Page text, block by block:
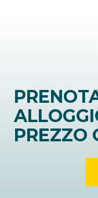
PREZZO